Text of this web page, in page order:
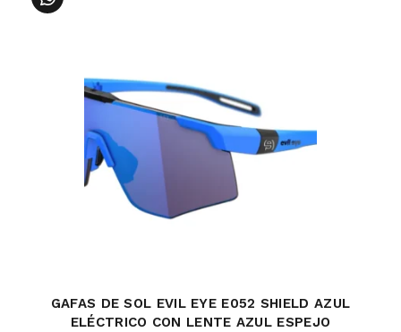
GAFAS DE SOL EVIL EYE E052 SHIELD AZUL
ELÉCTRICO CON LENTE AZUL ESPEJO